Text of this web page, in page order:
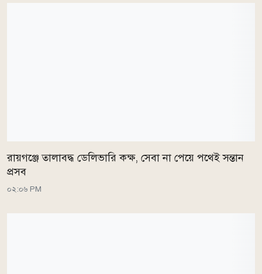
রায়গঞ্জে তালাবদ্ধ ডেলিভারি কক্ষ, সেবা না পেয়ে পথেই সন্তান
প্রসব
০২:০৬ PM